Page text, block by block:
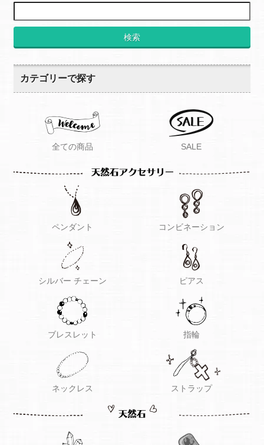
検索
カテゴリーで探す
全ての商品 SALE
ペンダント コンビネーション
シルバー チェーン ピアス
ブレスレット 指輪
ネックレス ストラップ